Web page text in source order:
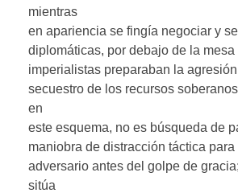
mientras
en apariencia se fingía negociar y
diplomáticas, por debajo de la
imperialistas preparaban la agresión
secuestro de los recursos
en
este esquema, no es búsqueda de
maniobra de distracción táctica para
adversario antes del golpe de
sitúa